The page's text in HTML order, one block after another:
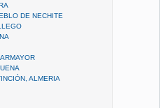
DE NECHITE
ALMERIA